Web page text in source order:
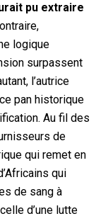
pu extraire
logique
surpassent
l’autrice
pan historique
Au fil des
de
qui remet en
qui
de sang à
d’une lutte